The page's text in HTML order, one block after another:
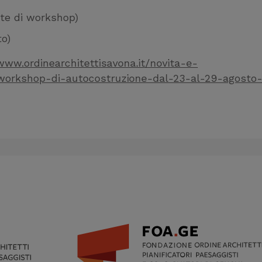
di workshop)
novita-e-
di-autocostruzione-dal-23-al-29-agosto-